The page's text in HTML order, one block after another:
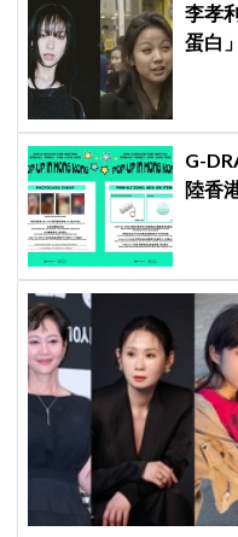
李孝
蛋白
G-
陸香